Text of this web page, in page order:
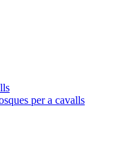
per a cavalls